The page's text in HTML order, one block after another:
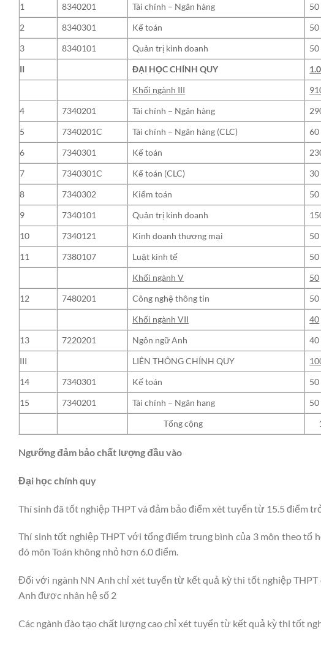
1
8340201 Tài chính – Ngân hàng
50
2
8340301 Kế toán
50
3
8340101 Quản trị kinh doanh
50
II
ĐẠI HỌC CHÍNH QUY
Khối ngành III
4
7340201 Tài chính – Ngân hàng
5
7340201C Tài chính – Ngân hàng (CLC) 60
6
7340301 Kế toán
7
7340301C Kế toán (CLC) 30
8
7340302 Kiểm toán 50
9
7340101 Quản trị kinh doanh
10
7340121 Kinh doanh thương mại 50
11
7380107 Luật kinh tế 50
Khối ngành V
50
12
7480201 Công nghệ thông tin 50
Khối ngành VII
40
13
7220201 Ngôn ngữ Anh 40
III
LIÊN THÔNG CHÍNH QUY
14
7340301 Kế toán
50
15
7340201 Tài chính – Ngân hang
50
Tổng cộng
Ngưỡng đảm bảo chất lượng đầu vào
Đại học chính quy
Thí sinh đã tốt nghiệp THPT và đảm bảo điểm xét tuyển từ 15.5 điểm
Thí sinh tốt nghiệp THPT với tổng điểm trung bình của 3 môn theo
đó môn Toán không nhỏ hơn 6.0 điểm.
Đối với ngành NN Anh chỉ xét tuyển từ kết quả kỳ thi tốt nghiệp
Anh được nhân hệ số 2
Các ngành đào tạo chất lượng cao chỉ xét tuyển từ kết quả kỳ thi tốt